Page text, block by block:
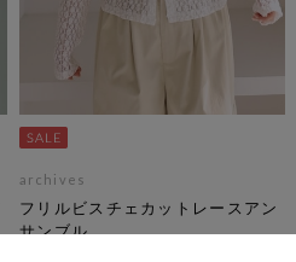
archives
フリルビスチェカットレースアン
サンブル